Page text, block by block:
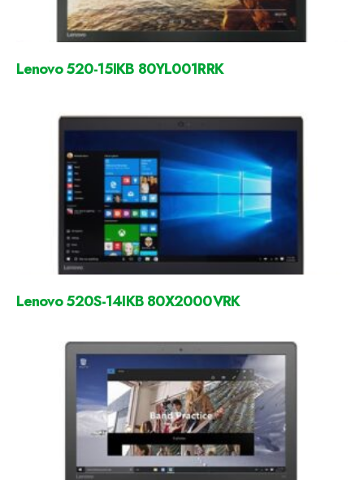
Lenovo 520-15IKB 80YL001RRK
Lenovo 520S-14IKB 80X2000VRK